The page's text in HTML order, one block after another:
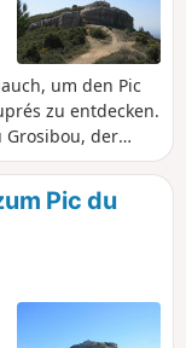
um den Pic
zu entdecken.
Grosibou, der
bevor Sie
Wanderung
Pic du